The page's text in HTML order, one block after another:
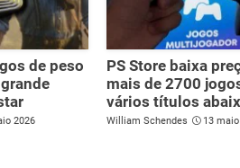
de peso
2026
PS Store baixa
mais de 2700
vários títulos
William Schendes 13